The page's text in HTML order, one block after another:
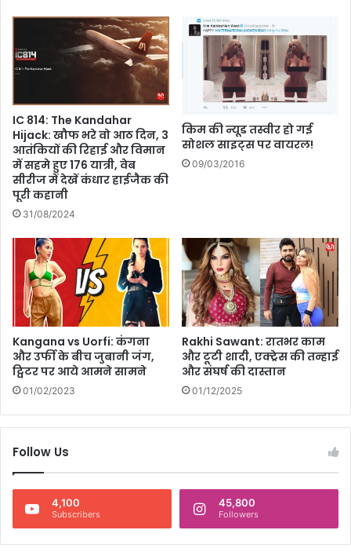
ध
को
ट्स
मै
से
ज
नि
उ
न
र
णा
दा
य
क
क
हा
IC 814: The Kandahar
Hijack: खौफ भरे वो आठ दिन, 3
आतंकियों की रिहाई और विमान
में सहमे हुए 176 यात्री, वेब
सीरीज में देखें कंधार हाईजैक की
पूरी कहानी
31/08/2024
किम की न्यूड तस्वीर हो गई
सोशल साइट्स पर वायरल!
09/03/2016
Kangana vs Uorfi: कंगना
और उर्फी के बीच जुबानी जंग,
ट्विटर पर आये आमने सामने
01/02/2023
Rakhi Sawant: रातभर काम
और टूटी शादी, एक्ट्रेस की तन्हाई
और संघर्ष की दास्तान
01/12/2025
Follow Us
4,100
Subscribers
45,800
Followers